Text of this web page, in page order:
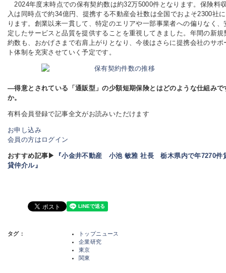
2024年度末時点での保有契約数は約32万5000件となります。保険料
入は同時点で約34億円、提携する不動産会社数は全国でおよそ2300社
ります。創業以来一貫して、特定のエリアや一部事業者への偏りなく、
定したサービスと品質を提供することを重視してきました。年間の新規
約数も、おかげさまで右肩上がりとなり、今後はさらに提携会社のサポ
ト体制を充実させていく予定です。
―得意とされている「通販型」の少額短期保険とはどのような仕組みで
か。
有料会員登録で記事全文がお読みいただけます
お申し込み
会員の方はログイン
おすすめ記事▶
『小金井不動産 小池 敏雅 社長 栃木県内で年7270件
貸仲介ル』
タグ：
トップニュース
企業研究
東京
関東